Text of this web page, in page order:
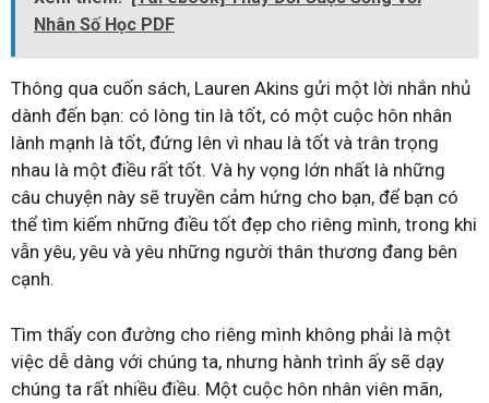
Nhân Số Học PDF
Thông qua cuốn sách, Lauren Akins gửi một lời nhắn nhủ
dành đến bạn: có lòng tin là tốt, có một cuộc hôn nhân
lành mạnh là tốt, đứng lên vì nhau là tốt và trân trọng
nhau là một điều rất tốt. Và hy vọng lớn nhất là những
câu chuyện này sẽ truyền cảm hứng cho bạn, để bạn có
thể tìm kiếm những điều tốt đẹp cho riêng mình, trong khi
vẫn yêu, yêu và yêu những người thân thương đang bên
cạnh.
Tìm thấy con đường cho riêng mình không phải là một
việc dễ dàng với chúng ta, nhưng hành trình ấy sẽ dạy
chúng ta rất nhiều điều. Một cuộc hôn nhân viên mãn,